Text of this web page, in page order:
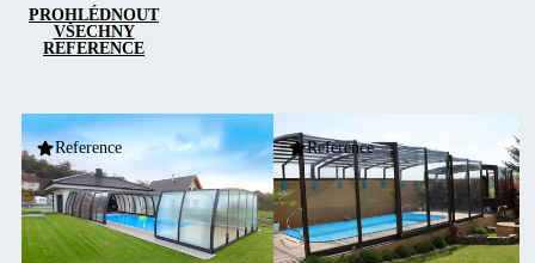
PROHLÉDNOUT
VŠECHNY
REFERENCE
Reference Reference